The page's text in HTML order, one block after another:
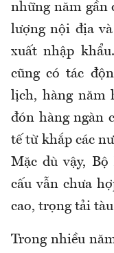
những năm gần
lượng nội địa
xuất nhập
cũng có tác
lịch, hàng năm
đón hàng ngàn
tế từ khắp các
Mặc dù vậy,
cấu vẫn chưa
cao, trọng tải
Trong nhiều